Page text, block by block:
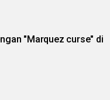
"Marquez curse" di